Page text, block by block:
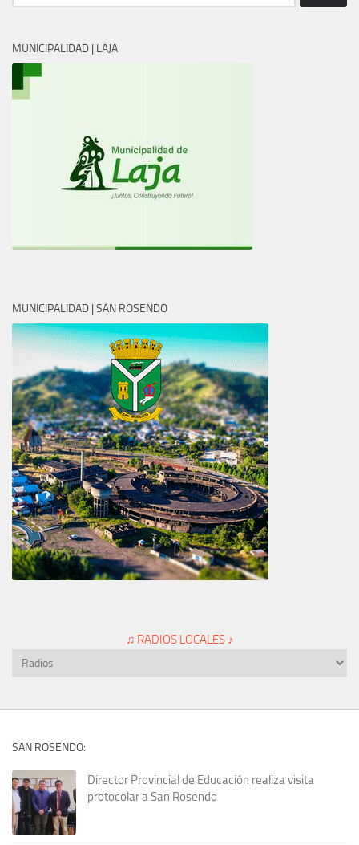
MUNICIPALIDAD | LAJA
MUNICIPALIDAD | SAN ROSENDO
♫ RADIOS LOCALES ♪
SAN ROSENDO:
Director Provincial de Educación realiza visita
protocolar a San Rosendo